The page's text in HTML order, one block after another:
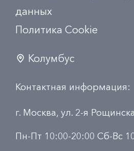
данных
Политика Сookie
Колумбус
Контактная информация:
г. Москва, ул. 2-я
Пн-Пт 10:00-20:00 Сб-Вс